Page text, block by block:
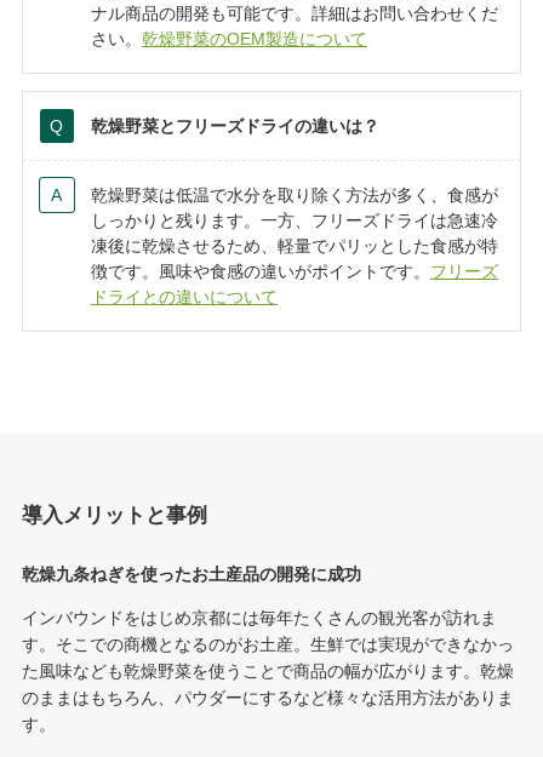
ナル商品の開発も可能です。詳細はお問い合わせくだ
さい。 乾燥野菜のOEM製造について
乾燥野菜とフリーズドライの違いは？
乾燥野菜は低温で水分を取り除く方法が多く、食感が
しっかりと残ります。一方、フリーズドライは急速冷
凍後に乾燥させるため、軽量でパリッとした食感が特
徴です。風味や食感の違いがポイントです。 フリーズ
ドライとの違いについて
導入メリットと事例
乾燥九条ねぎを使ったお土産品の開発に成功
インバウンドをはじめ京都には毎年たくさんの観光客が訪れま
す。そこでの商機となるのがお土産。生鮮では実現ができなかっ
た風味なども乾燥野菜を使うことで商品の幅が広がります。乾燥
のままはもちろん、パウダーにするなど様々な活用方法がありま
す。